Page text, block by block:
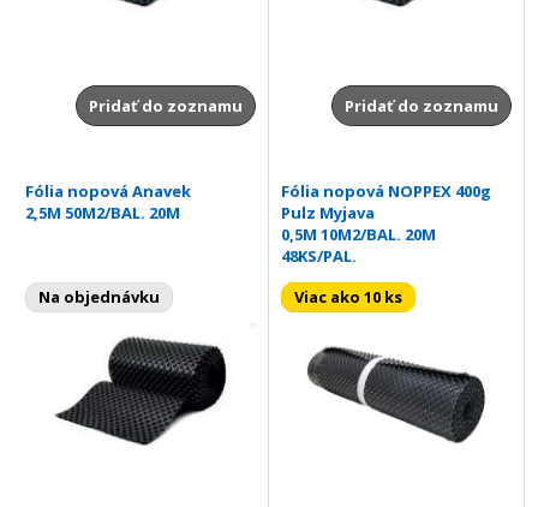
Pridať do zoznamu Pridať do zoznamu
Fólia nopová Anavek
2,5M 50M2/BAL. 20M
Na objednávku
Fólia nopová NOPPEX 400g
Pulz Myjava
0,5M 10M2/BAL. 20M
48KS/PAL.
Viac ako 10 ks